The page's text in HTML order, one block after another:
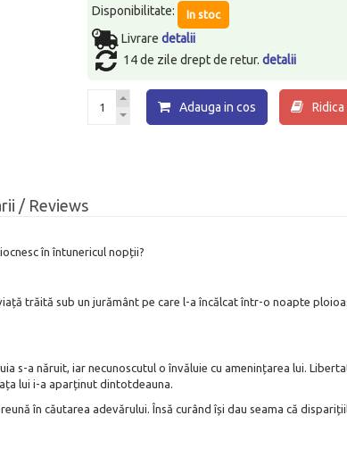
Disponibilitate:
In stoc
Livraredetalii
14 de zile drept de retur.detalii
Adauga in cos
/ Reviews
în întunericul nopții?
trăită sub un jurământ pe care l-a încălcat într-o noapte
s-a năruit, iar necunoscutul o învăluie cu amenințarea lui.
lui i-a aparținut dintotdeauna.
în căutarea adevărului. Însă curând își dau seama că